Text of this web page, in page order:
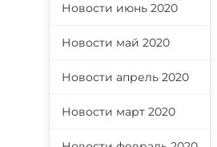
Новости июнь 2020
Новости май 2020
Новости апрель 2020
Новости март 2020